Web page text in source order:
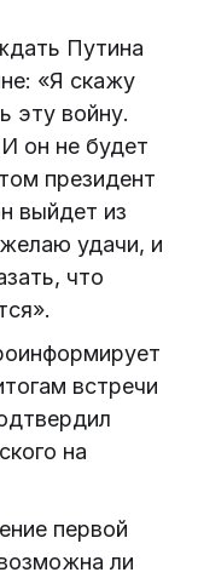
Путина
«Я скажу
эту войну.
он не будет
президент
выйдет из
удачи, и
что
встречи
на
первой
ли